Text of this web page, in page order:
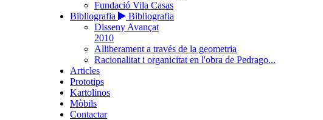
Fundació Vila Casas
Bibliografia
Bibliografia
Disseny Avançat
2010
Alliberament a través de la geometria
Racionalitat i organicitat en l'obra de Pedrago...
Articles
Prototips
Kartolinos
Mòbils
Contactar